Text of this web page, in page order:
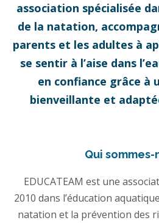
association spécialisée
de la natation,
parents et les adultes à
se sentir à l’aise dans
en confiance grâce à
bienveillante et
Qui sommes-
EDUCATEAM est une
2010 dans l’éducation
natation et la prévention des